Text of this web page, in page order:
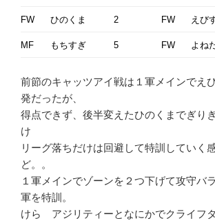
FW ひのくま 2 FW えび
MF もちすぎ 5 FW よね
前節のキャッツアイ戦は１軍メインでえ
発だったが、
得点できず、後半変えたひのくまでぎり
け
リーグ落ちだけは回避して特訓していく
ど。。
１軍メインでゾーンを２つ下げて攻守バ
軍を特訓。
けら アジリティーとなにかでクライフ